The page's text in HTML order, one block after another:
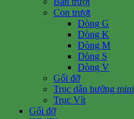
Con trượt
Dòng G
Dòng K
Dòng M
Dòng S
Dòng V
Gối đỡ
Trục dẫn hướng mini
Trục Vít
Gối đỡ